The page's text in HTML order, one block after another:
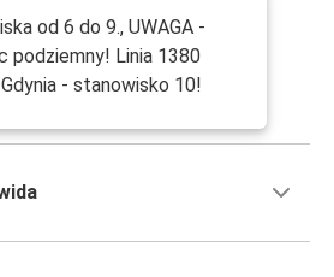
od 6 do 9., UWAGA -
podziemny! Linia 1380
- stanowisko 10!